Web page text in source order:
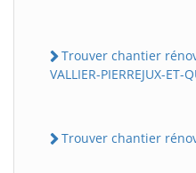
Trouver chantier
VALLIER-PIERREJUX-ET-
Trouver chantier